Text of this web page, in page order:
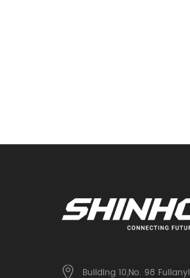
Building 10,No. 98 Fulianyi